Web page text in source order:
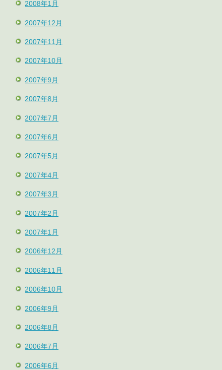
2008年1月
2007年12月
2007年11月
2007年10月
2007年9月
2007年8月
2007年7月
2007年6月
2007年5月
2007年4月
2007年3月
2007年2月
2007年1月
2006年12月
2006年11月
2006年10月
2006年9月
2006年8月
2006年7月
2006年6月